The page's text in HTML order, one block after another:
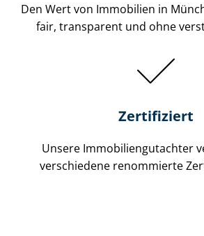
Den Wert von Immobilien in
fair, transparent und ohne
Zertifiziert
Unsere Immobilien­gutachter
verschiedene renommierte